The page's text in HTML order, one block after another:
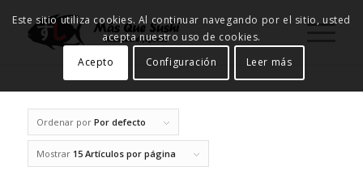
Ordenar por Por defecto
Mostrar 15 Artículos por página
Este sitio utiliza cookies. Al continuar navegando por el sitio, usted
acepta nuestro uso de cookies.
Acepto
Configuración Leer más